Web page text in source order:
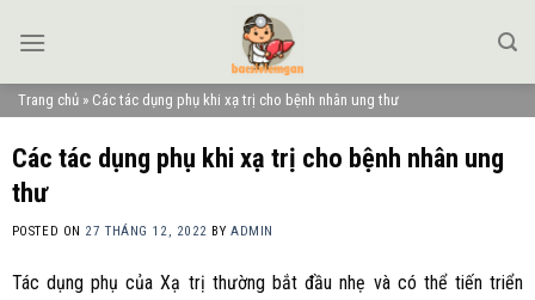
Trang chủ » Các tác dụng phụ khi xạ trị cho bệnh nhân ung thư
Các tác dụng phụ khi xạ trị cho bệnh nhân ung
thư
POSTED ON 27 THÁNG 12, 2022 BYADMIN
Tác dụng phụ của Xạ trị thường bắt đầu nhẹ và có thể tiến triển